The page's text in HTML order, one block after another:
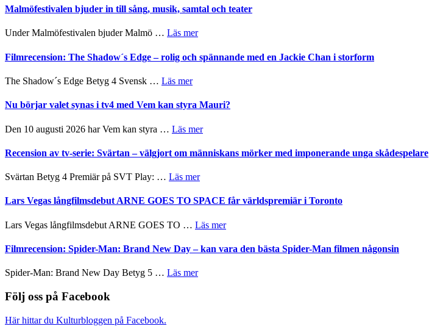
vidsträckta
ger
på
Endre,
och
Pöntinen
Artipelag
Malmöfestivalen bjuder in till sång, musik, samtal och teater
Under Malmöfestivalen bjuder Malmö … Läs merom
bjuder
in
samtal
teater
Filmrecension: The Shadow´s Edge – rolig och spännande med en Jackie Chan i storform
The Shadow´s Edge Betyg 4 Svensk … Läs merom
The
Edge
rolig
spännande
en
Chan
storform
Nu börjar valet synas i tv4 med Vem kan styra Mauri?
Den 10 augusti 2026 har Vem kan styra … Läs merom
börjar
med
kan
Mauri?
Recension av tv-serie: Svärtan – välgjort om människans mörker med imponerande unga skådespelare
Svärtan Betyg 4 Premiär på SVT Play: … Läs merom
av
serie:
Svärtan
välgjort
Lars Vegas långfilmsdebut ARNE GOES TO SPACE får världspremiär i Toronto
Lars Vegas långfilmsdebut ARNE GOES TO … Läs merom
Vegas
Filmrecension: Spider-Man: Brand New Day – kan vara den bästa Spider-Man filmen någonsin
Spider-Man: Brand New Day Betyg 5 … Läs merom
Följ oss på Facebook
Här hittar du Kulturbloggen på Facebook.